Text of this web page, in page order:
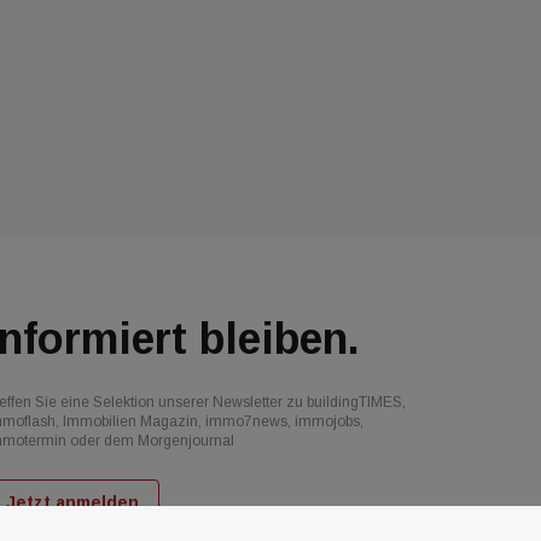
bleiben.
Sie eine Selektion unserer Newsletter zu buildingTIMES,
Immobilien Magazin, immo7news, immojobs,
oder dem Morgenjournal
Jetzt anmelden